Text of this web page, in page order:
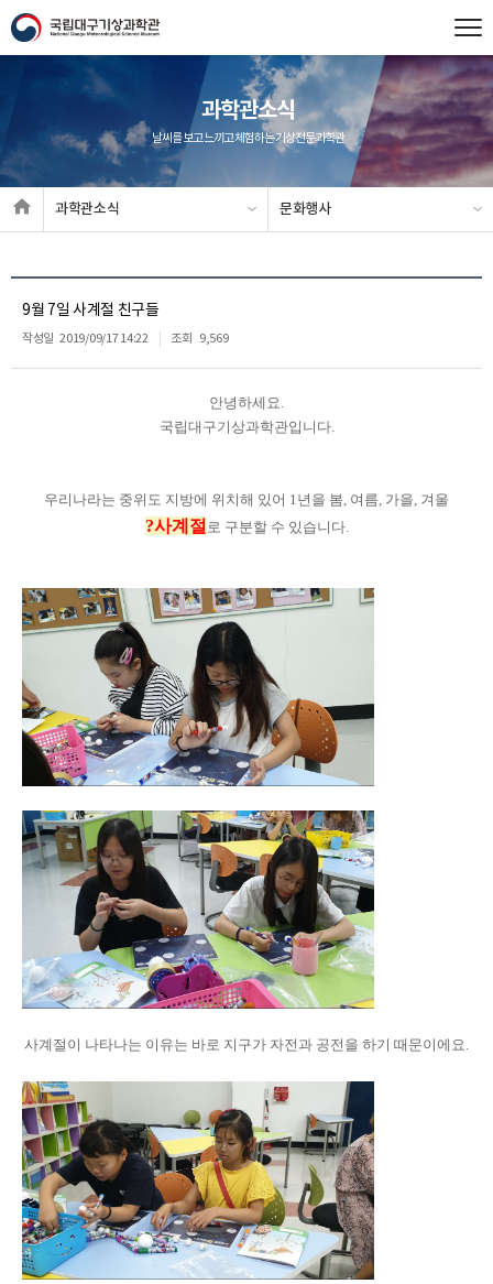
과학관소식
날씨를 보고 느끼고 체험하는 기상전문과학관
과학관소식 문화행사
9월 7일 사계절 친구들
작성일 2019/09/17 14:22 조회 9,569
안녕하세요.
국립대구기상과학관입니다.
우리나라는 중위도 지방에 위치해 있어 1년을 봄, 여름, 가을, 겨울
?사계절 로 구분할 수 있습니다.
사계절이 나타나는 이유는 바로 지구가 자전과 공전을 하기 때문이에요.